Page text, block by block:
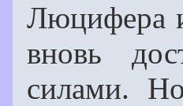
Люцифера
вновь
силами.